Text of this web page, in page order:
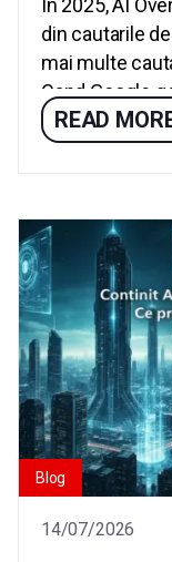
In 2025, AI
din cautarile
mai multe
Cand Google
READ
Blog
14/07/2026